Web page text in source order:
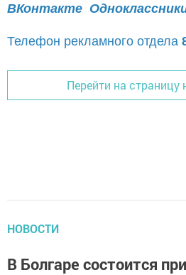
ВКонтакте
Телефон рекламного отдела
Перейти на страницу
НОВОСТИ
В Болгаре состоится